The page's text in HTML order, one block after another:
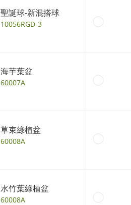
聖誕球-新混搭球
10056RGD-3
海芋葉盆
60007A
草束綠植盆
60008A
水竹葉綠植盆
60008A